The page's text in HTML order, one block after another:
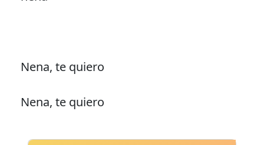
Nena, te quiero
Nena, te quiero